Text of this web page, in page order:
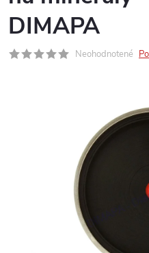
DIMAPA
Neohodnotené